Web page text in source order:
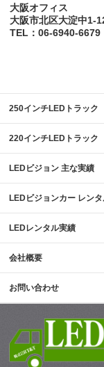
大阪オフィス
大阪市北区大淀中1-
TEL：06-6940-6679
250インチLEDトラック
220インチLEDトラック
LEDビジョン 主な実績
LEDビジョンカー レン
LEDレンタル実績
会社概要
お問い合わせ